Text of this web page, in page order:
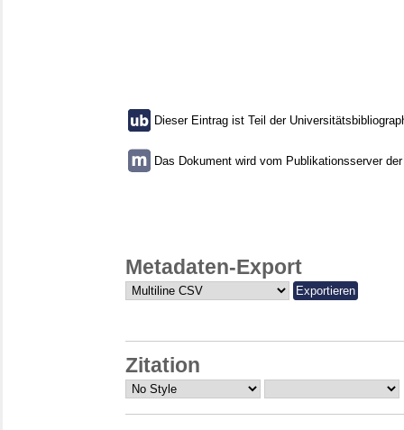
Dieser Eintrag ist Teil der
Das Dokument wird vom Publikationsserver
Metadaten-Export
Zitation